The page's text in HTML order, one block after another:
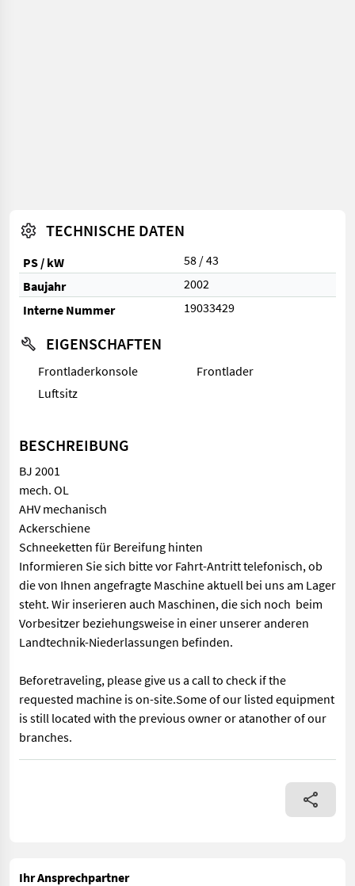
TECHNISCHE DATEN
PS / kW
58 / 43
Baujahr
2002
Interne Nummer
19033429
EIGENSCHAFTEN
Frontladerkonsole
Frontlader
Luftsitz
BESCHREIBUNG
BJ 2001
mech. OL
AHV mechanisch
Ackerschiene
Schneeketten für Bereifung hinten
Informieren Sie sich bitte vor Fahrt-Antritt telefonisch, ob
die von Ihnen angefragte Maschine aktuell bei uns am Lager
steht. Wir inserieren auch Maschinen, die sich noch beim
Vorbesitzer beziehungsweise in einer unserer anderen
Landtechnik-Niederlassungen befinden.
Beforetraveling, please give us a call to check if the
requested machine is on-site.Some of our listed equipment
is still located with the previous owner or atanother of our
branches.
BJ 2001 mech. OL AHV mechanisch Ackerschiene
Ihr Ansprechpartner